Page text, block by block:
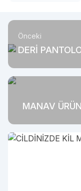
Önceki
DERİ
MANAV